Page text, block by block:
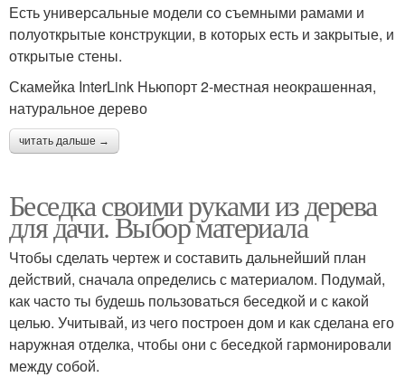
Есть универсальные модели со съемными рамами и
полуоткрытые конструкции, в которых есть и закрытые, и
открытые стены.
Скамейка InterLink Ньюпорт 2-местная неокрашенная,
натуральное дерево
читать дальше →
Беседка своими руками из дерева
для дачи. Выбор материала
Чтобы сделать чертеж и составить дальнейший план
действий, сначала определись с материалом. Подумай,
как часто ты будешь пользоваться беседкой и с какой
целью. Учитывай, из чего построен дом и как сделана его
наружная отделка, чтобы они с беседкой гармонировали
между собой.